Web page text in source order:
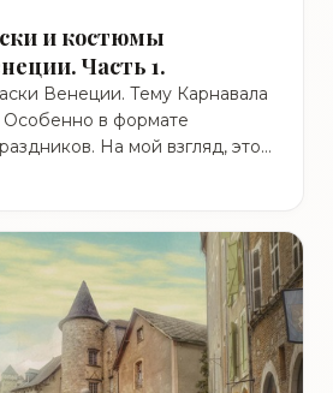
и костюмы
Часть 1.
Венеции. Тему Карнавала
Особенно в формате
На мой взгляд, это
зрелища, смысла …